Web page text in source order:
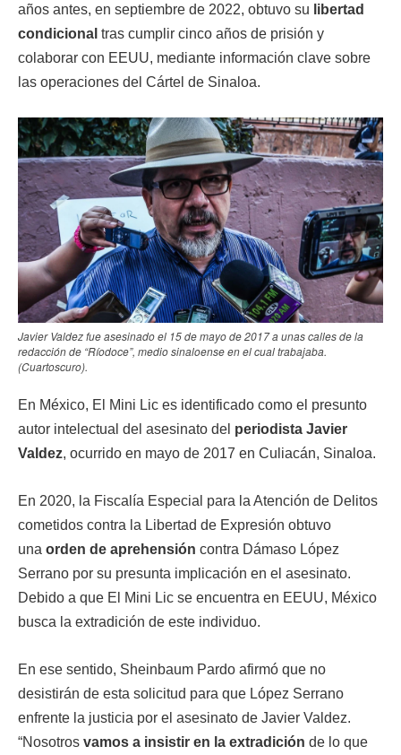
años antes, en septiembre de 2022, obtuvo su libertad
condicional tras cumplir cinco años de prisión y
colaborar con EEUU, mediante información clave sobre
las operaciones del Cártel de Sinaloa.
Javier Valdez fue asesinado el 15 de mayo de 2017 a unas calles de la
redacción de “Ríodoce”, medio sinaloense en el cual trabajaba.
(Cuartoscuro).
En México, El Mini Lic es identificado como el presunto
autor intelectual del asesinato del periodista Javier
Valdez, ocurrido en mayo de 2017 en Culiacán, Sinaloa.
En 2020, la Fiscalía Especial para la Atención de Delitos
cometidos contra la Libertad de Expresión obtuvo
una orden de aprehensión contra Dámaso López
Serrano por su presunta implicación en el asesinato.
Debido a que El Mini Lic se encuentra en EEUU, México
busca la extradición de este individuo.
En ese sentido, Sheinbaum Pardo afirmó que no
desistirán de esta solicitud para que López Serrano
enfrente la justicia por el asesinato de Javier Valdez.
“Nosotros vamos a insistir en la extradición de lo que